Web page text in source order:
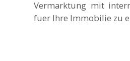
Vermarktung mit
fuer Ihre Immobilie zu